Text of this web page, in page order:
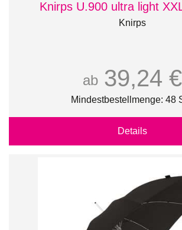
Knirps U.900 ultra light
Knirps
ab 39,24 €
Mindestbestellmenge: 48
Details